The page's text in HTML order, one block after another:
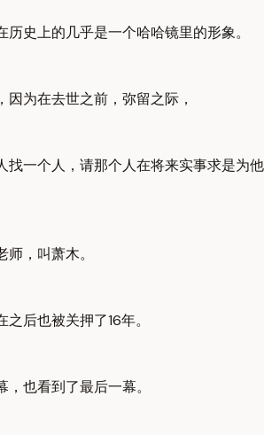
史上的几乎是一个哈哈镜里的形象。
为在去世之前，弥留之际，
找一个人，请那个人在将来实事求是为他
，叫萧木。
后也被关押了16年。
也看到了最后一幕。